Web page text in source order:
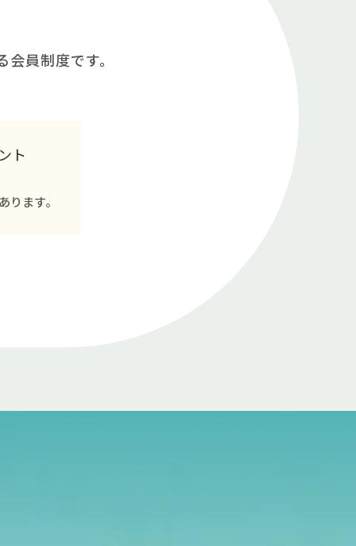
員制度です。
ト
ます。